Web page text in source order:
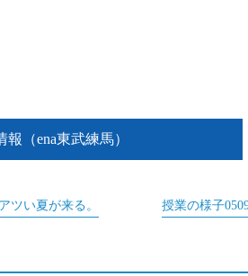
報（ena東武練馬）
ツい夏が来る。 授業の様子